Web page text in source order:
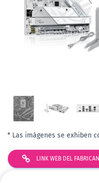
* Las imágenes se exhiben
LINK WEB DEL